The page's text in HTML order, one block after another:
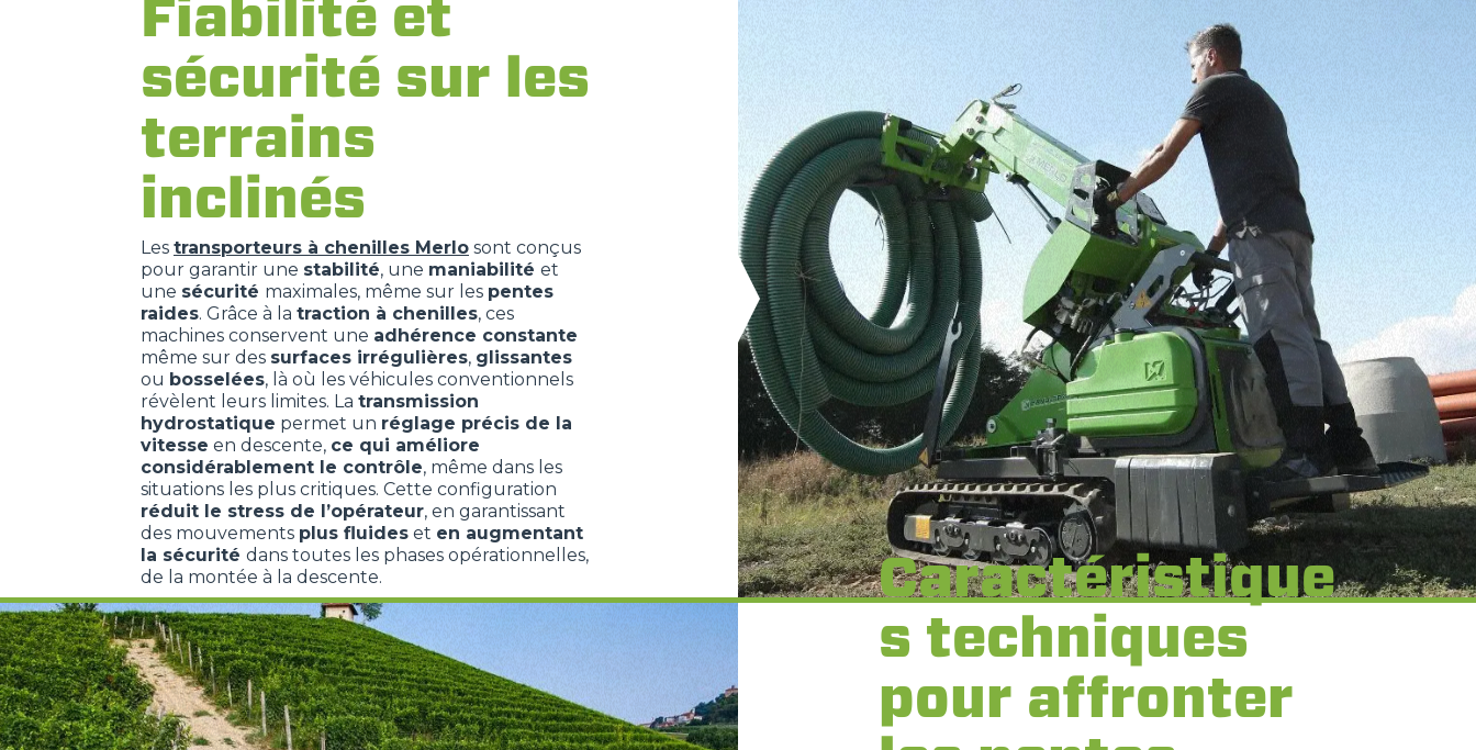
FOURCHES ET PINCES
Fiabilité et
sécurité sur les
terrains
inclinés
Les transporteurs à chenilles Merlo sont conçus
pour garantir une stabilité, une maniabilité et
une sécurité maximales, même sur les pentes
raides. Grâce à la traction à chenilles, ces
machines conservent une adhérence constante
même sur des surfaces irrégulières, glissantes
ou bosselées, là où les véhicules conventionnels
révèlent leurs limites. La transmission
hydrostatique permet un réglage précis de la
vitesse en descente, ce qui améliore
considérablement le contrôle, même dans les
situations les plus critiques. Cette configuration
réduit le stress de l’opérateur, en garantissant
des mouvements plus fluides et en augmentant
la sécurité dans toutes les phases opérationnelles,
de la montée à la descente.
Caractéristique
s techniques
pour affronter